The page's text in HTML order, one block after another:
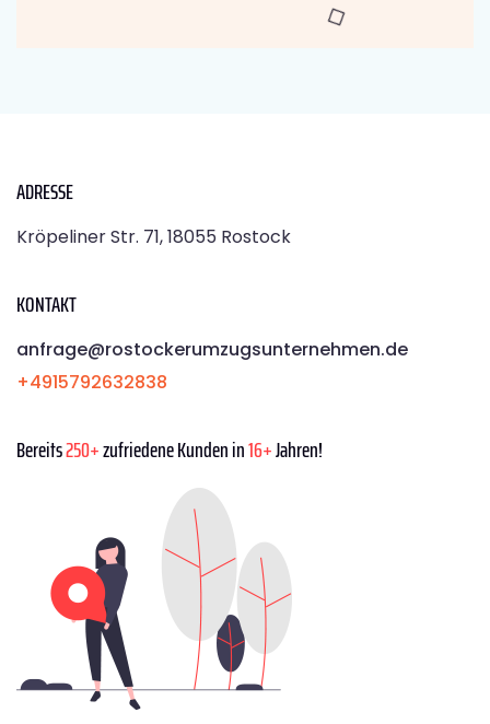
ADRESSE
Kröpeliner Str. 71, 18055 Rostock
KONTAKT
anfrage@rostockerumzugsunternehmen.de
+4915792632838
Bereits250+zufriedene Kunden in16+Jahren!